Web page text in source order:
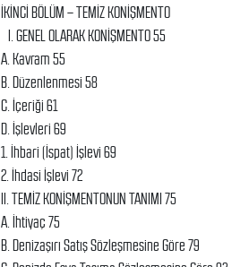
İKİNCİ BÖLÜM – TEMİZ KONİŞMENTO
I. GENEL OLARAK KONİŞMENTO 55
A. Kavram 55
B. Düzenlenmesi 58
C. İçeriği 61
D. İşlevleri 69
1. İhbari (İspat) İşlevi 69
2. İhdasi İşlevi 72
II. TEMİZ KONİŞMENTONUN TANIMI 75
A. İhtiyaç 75
B. Denizaşırı Satış Sözleşmesine Göre 79